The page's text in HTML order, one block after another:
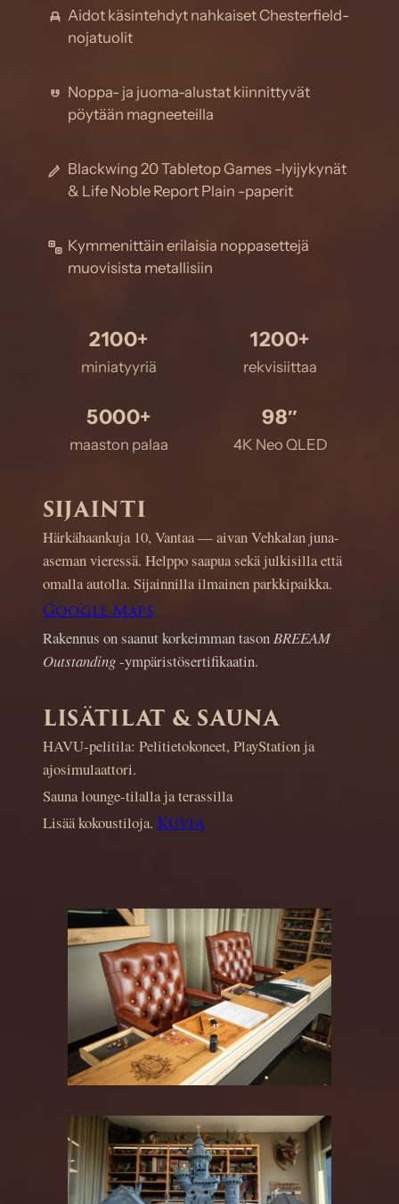
Aidot käsintehdyt nahkaiset Chesterfield-
nojatuolit
Noppa- ja juoma-alustat kiinnittyvät
pöytään magneeteilla
Blackwing 20 Tabletop Games -lyijykynät
& Life Noble Report Plain -paperit
Kymmenittäin erilaisia noppasettejä
muovisista metallisiin
2100+
miniatyyriä
1200+
rekvisiittaa
5000+
maaston palaa
98″
4K Neo QLED
SIJAINTI
Härkähaankuja 10, Vantaa — aivan Vehkalan juna-
aseman vieressä. Helppo saapua sekä julkisilla että
omalla autolla. Sijainnilla ilmainen parkkipaikka.
Google Maps
Rakennus on saanut korkeimman tasonBREEAM
Outstanding-ympäristösertifikaatin.
LISÄTILAT & SAUNA
HAVU-pelitila: Pelitietokoneet, PlayStation ja
ajosimulaattori.
Sauna lounge-tilalla ja terassilla
Lisää kokoustiloja. Kuvia